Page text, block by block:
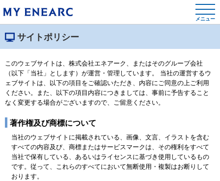
メニュー
サイトポリシー
このウェブサイトは、株式会社エネアーク、またはそのグループ会社
（以下「当社」とします）が運営・管理しています。 当社の運営するウ
ェブサイトは、以下の項目をご確認いただき、内容にご同意の上ご利用
ください。また、以下の項目内容につきましては、事前に予告すること
なく変更する場合がございますので、ご留意ください。
著作権及び商標について
当社のウェブサイトに掲載されている、画像、文言、イラストを含む
すべての内容及び、商標またはサービスマークは、その権利をすべて
当社で保有している、あるいはライセンスに基づき使用しているもの
です。従って、これらのすべてにおいて無断使用・複製はお断りして
おります。